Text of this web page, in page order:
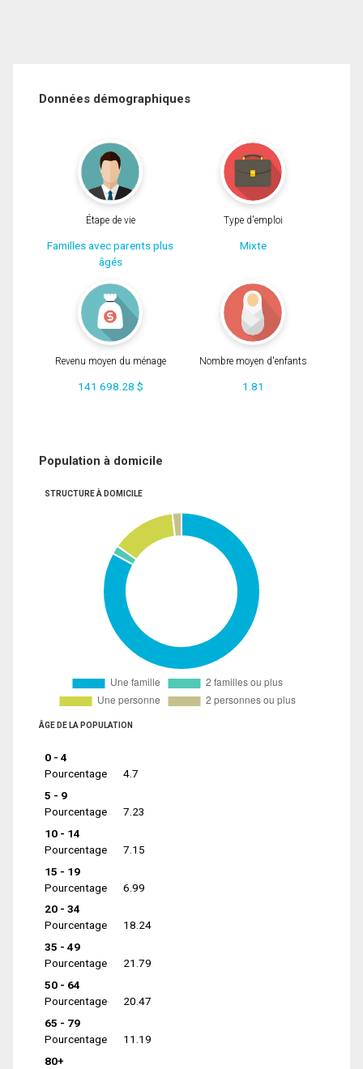
Données démographiques
Étape de vie
Familles avec parents plus
âgés
Type d'emploi
Mixte
Revenu moyen du ménage
141 698.28 $
Nombre moyen d'enfants
1.81
Population à domicile
STRUCTURE À DOMICILE
ÂGE DE LA POPULATION
0 - 4
Pourcentage
4.7
5 - 9
Pourcentage
7.23
10 - 14
Pourcentage
7.15
15 - 19
Pourcentage
6.99
20 - 34
Pourcentage
18.24
35 - 49
Pourcentage
21.79
50 - 64
Pourcentage
20.47
65 - 79
Pourcentage
11.19
80+